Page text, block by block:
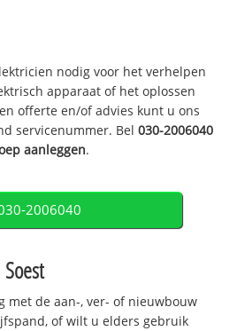
nodig voor het verhelpen
apparaat of het oplossen
offerte en/of advies kunt u ons
servicenummer. Bel030-2006040
aanleggen.
2006040
Soest
met de aan-, ver- of nieuwbouw
of wilt u elders gebruik